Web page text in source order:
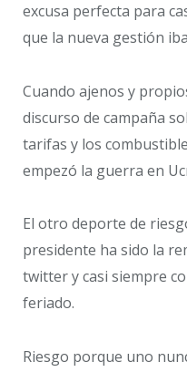
excusa perfecta para
que la nueva gestión
Cuando ajenos y
discurso de campaña
tarifas y los
empezó la guerra en
El otro deporte de
presidente ha sido la
twitter y casi siempre
feriado.
Riesgo porque uno